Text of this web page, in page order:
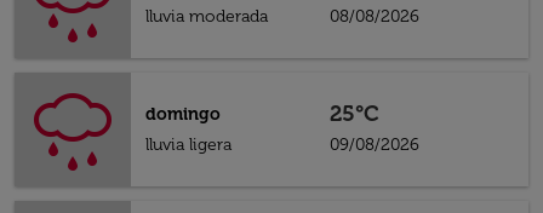
lluvia moderada
08/08/2026
domingo
lluvia ligera
25°C
09/08/2026